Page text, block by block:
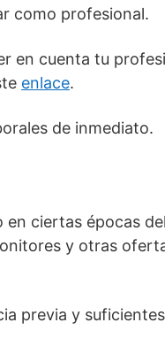
como profesional.
en cuenta tu
enlace.
de inmediato.
ciertas épocas
y otras
previa y